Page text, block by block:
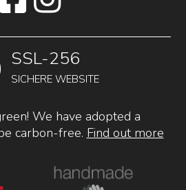
SSL-256
SICHERE WEBSITE
We have adopted a
carbon-free. Find out more